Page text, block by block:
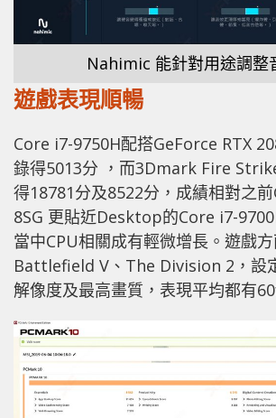
Nahimic 能針對用途調整
遊戲表現順暢
Core i7-9750H配搭GeForce RTX
錄得5013分 ，而3Dmark Fire
得18781分及8522分，成績相對之
8SG 更貼近Desktop的Core i7-
當中CPU相關成有輕微增長。遊戲
Battlefield V、The Division 2，設
解像度及最高畫質，表現平均都有